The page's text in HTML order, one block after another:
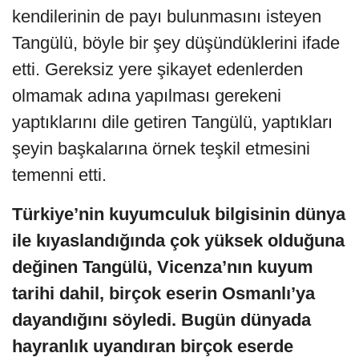
kendilerinin de payı bulunmasını isteyen
Tangülü, böyle bir şey düşündüklerini ifade
etti. Gereksiz yere şikayet edenlerden
olmamak adına yapılması gerekeni
yaptıklarını dile getiren Tangülü, yaptıkları
şeyin başkalarına örnek teşkil etmesini
temenni etti.
Türkiye’nin kuyumculuk bilgisinin dünya
ile kıyaslandığında çok yüksek olduğuna
değinen Tangülü, Vicenza’nın kuyum
tarihi dahil, birçok eserin Osmanlı’ya
dayandığını söyledi. Bugün dünyada
hayranlık uyandıran birçok eserde